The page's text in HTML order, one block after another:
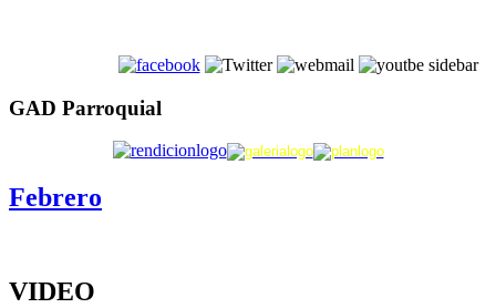
GAD Parroquial
Febrero
VIDEO